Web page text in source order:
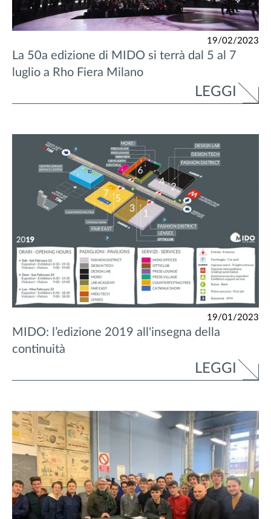
19/02/2023
La 50a edizione di MIDO si terrà dal 5 al 7
luglio a Rho Fiera Milano
LEGGI
19/01/2023
MIDO: l’edizione 2019 all'insegna della
continuità
LEGGI